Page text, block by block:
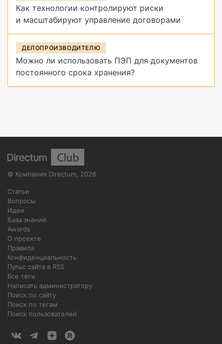
Как технологии контролируют риски
и масштабируют управление договорами
ДЕЛОПРОИЗВОДИТЕЛЮ
Можно ли использовать ПЭП для документов
постоянного срока хранения?
© Компания Directum 2026
Статьи
Вопросы
Идеи
База знаний
Awards
О проекте
Правила
Конфиденциальность
Пульс сайта в RSS
Все теги
Написать администратору
Поиск по сайту
Поиск по тегам
Поиск пользователей